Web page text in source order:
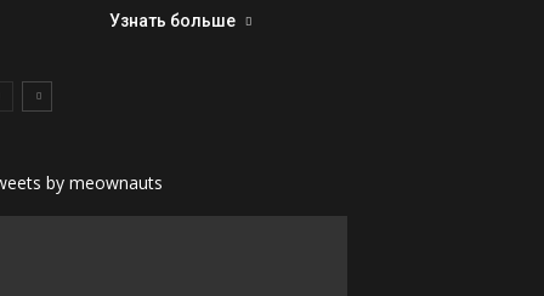
Узнать больше
by meownauts